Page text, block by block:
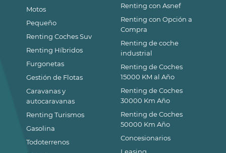
Motos
Pequeño
Renting Coches Suv
Renting Híbridos
Furgonetas
Gestión de Flotas
Caravanas y
autocaravanas
Renting Turismos
Gasolina
Todoterrenos
Renting con Asnef
Renting con Opción a
Compra
Renting de coche
industrial
Renting de Coches
15000 KM al Año
Renting de Coches
30000 Km Año
Renting de Coches
50000 Km Año
Concesionarios